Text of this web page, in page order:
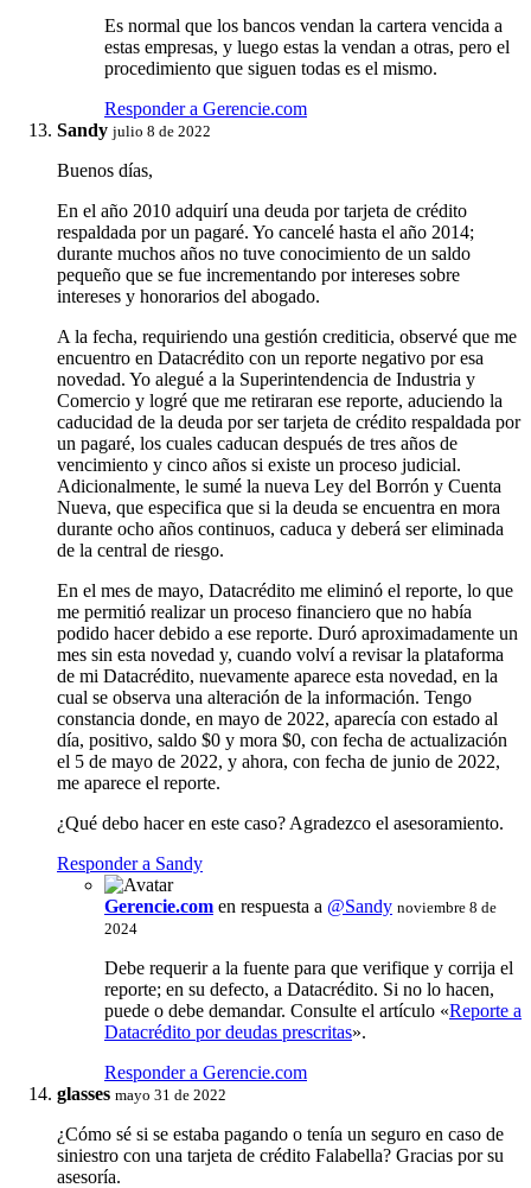
Es normal que los bancos vendan la cartera vencida a
estas empresas, y luego estas la vendan a otras, pero el
procedimiento que siguen todas es el mismo.
Responder a Gerencie.com
Sandy julio 8 de 2022
Buenos días,
En el año 2010 adquirí una deuda por tarjeta de crédito
respaldada por un pagaré. Yo cancelé hasta el año 2014;
durante muchos años no tuve conocimiento de un saldo
pequeño que se fue incrementando por intereses sobre
intereses y honorarios del abogado.
A la fecha, requiriendo una gestión crediticia, observé que me
encuentro en Datacrédito con un reporte negativo por esa
novedad. Yo alegué a la Superintendencia de Industria y
Comercio y logré que me retiraran ese reporte, aduciendo la
caducidad de la deuda por ser tarjeta de crédito respaldada por
un pagaré, los cuales caducan después de tres años de
vencimiento y cinco años si existe un proceso judicial.
Adicionalmente, le sumé la nueva Ley del Borrón y Cuenta
Nueva, que especifica que si la deuda se encuentra en mora
durante ocho años continuos, caduca y deberá ser eliminada
de la central de riesgo.
En el mes de mayo, Datacrédito me eliminó el reporte, lo que
me permitió realizar un proceso financiero que no había
podido hacer debido a ese reporte. Duró aproximadamente un
mes sin esta novedad y, cuando volví a revisar la plataforma
de mi Datacrédito, nuevamente aparece esta novedad, en la
cual se observa una alteración de la información. Tengo
constancia donde, en mayo de 2022, aparecía con estado al
día, positivo, saldo $0 y mora $0, con fecha de actualización
el 5 de mayo de 2022, y ahora, con fecha de junio de 2022,
me aparece el reporte.
¿Qué debo hacer en este caso? Agradezco el asesoramiento.
Responder a Sandy
Gerencie.com en respuesta a @Sandy noviembre 8 de
2024
Debe requerir a la fuente para que verifique y corrija el
reporte; en su defecto, a Datacrédito. Si no lo hacen,
puede o debe demandar. Consulte el artículo «Reporte a
Datacrédito por deudas prescritas».
Responder a Gerencie.com
glasses mayo 31 de 2022
¿Cómo sé si se estaba pagando o tenía un seguro en caso de
siniestro con una tarjeta de crédito Falabella? Gracias por su
asesoría.